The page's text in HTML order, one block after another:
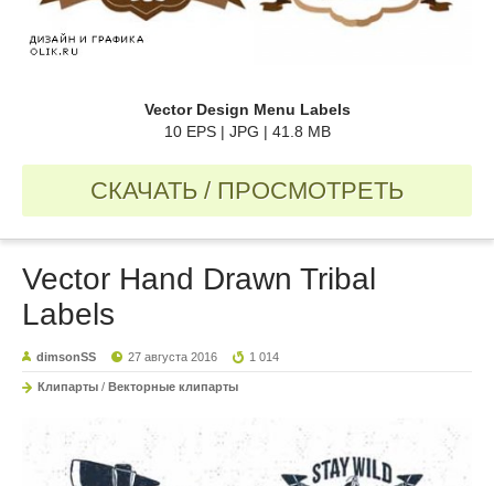
Vector Design Menu Labels
10 EPS | JPG | 41.8 MB
СКАЧАТЬ / ПРОСМОТРЕТЬ
Vector Hand Drawn Tribal
Labels
dimsonSS 27 августа 2016 1 014
Клипарты / Векторные клипарты